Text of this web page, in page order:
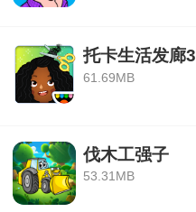
托卡生活发廊3
61.69MB
伐木工强子
53.31MB